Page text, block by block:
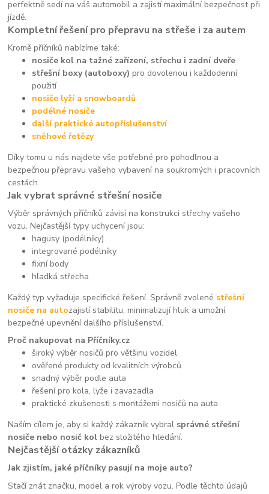
perfektně sedí na váš automobil a zajistí maximální bezpečnost při
jízdě.
Kompletní řešení pro přepravu na střeše i za autem
Kromě příčníků nabízíme také:
nosiče kol na tažné zařízení, střechu i zadní dveře
střešní boxy (autoboxy) pro dovolenou i každodenní
použití
nosiče lyží a snowboardů
podélné nosiče
další praktické autopříslušenství
sněhové řetězy
Díky tomu u nás najdete vše potřebné pro pohodlnou a
bezpečnou přepravu vašeho vybavení na soukromých i pracovních
cestách.
Jak vybrat správné střešní nosiče
Výběr správných příčníků závisí na konstrukci střechy vašeho
vozu. Nejčastější typy uchycení jsou:
hagusy (podélníky)
integrované podélníky
fixní body
hladká střecha
Každý typ vyžaduje specifické řešení. Správně zvolené střešní
nosiče na autozajistí stabilitu, minimalizují hluk a umožní
bezpečné upevnění dalšího příslušenství.
Proč nakupovat na Příčníky.cz
široký výběr nosičů pro většinu vozidel
ověřené produkty od kvalitních výrobců
snadný výběr podle auta
řešení pro kola, lyže i zavazadla
praktické zkušenosti s montážemi nosičů na auta
Naším cílem je, aby si každý zákazník vybral správné střešní
nosiče nebo nosič kol bez složitého hledání.
Nejčastější otázky zákazníků
Jak zjistím, jaké příčníky pasují na moje auto?
Stačí znát značku, model a rok výroby vozu. Podle těchto údajů